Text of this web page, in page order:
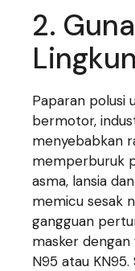
2.
Paparan polusi
bermotor,
menyebabkan
memperburuk
asma, lansia
memicu sesak
gangguan
masker
N95 atau